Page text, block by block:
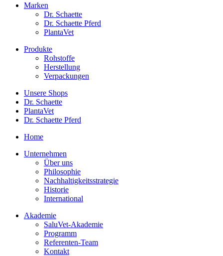
Marken
Dr. Schaette
Dr. Schaette Pferd
PlantaVet
Produkte
Rohstoffe
Herstellung
Verpackungen
Unsere Shops
Dr. Schaette
PlantaVet
Dr. Schaette Pferd
Home
Unternehmen
Über uns
Philosophie
Nachhaltigkeitsstrategie
Historie
International
Akademie
SaluVet-Akademie
Programm
Referenten-Team
Kontakt